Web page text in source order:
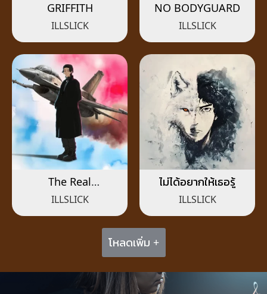
GRIFFITH
ILLSLICK
NO BODYGUARD
ILLSLICK
The Real
Suvarnabhumi
ILLSLICK
ไม่ได้อยากให้เธอรู้
ILLSLICK
โหลดเพิ่ม +